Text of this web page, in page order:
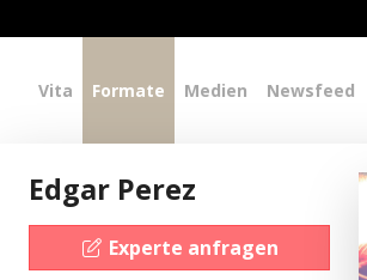
Vita Formate Medien Newsfeed
Edgar Perez
Experte anfragen